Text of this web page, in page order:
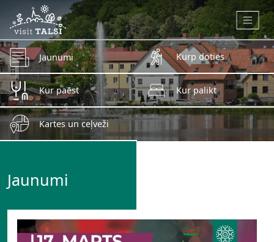
Skip to main content
Jaunumi Kurp doties
Kur paēst Kur palikt
Kartes un ceļveži
Jaunumi